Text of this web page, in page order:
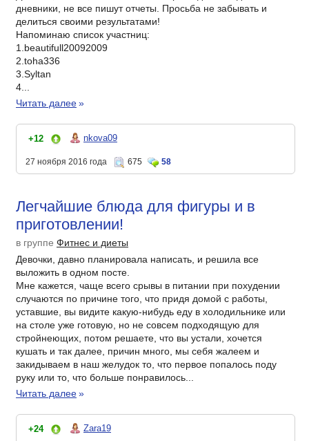
дневники, не все пишут отчеты. Просьба не забывать и
делиться своими результатами!
Напоминаю список участниц:
1.beautifull20092009
2.toha336
3.Syltan
4...
Читать далее»
+12 nkova09
27 ноября 2016 года 675 58
Легчайшие блюда для фигуры и в
приготовлении!
в группе Фитнес и диеты
Девочки, давно планировала написать, и решила все
выложить в одном посте.
Мне кажется, чаще всего срывы в питании при похудении
случаются по причине того, что придя домой с работы,
уставшие, вы видите какую-нибудь еду в холодильнике или
на столе уже готовую, но не совсем подходящую для
стройнеющих, потом решаете, что вы устали, хочется
кушать и так далее, причин много, мы себя жалеем и
закидываем в наш желудок то, что первое попалось поду
руку или то, что больше понравилось...
Читать далее»
+24 Zara19